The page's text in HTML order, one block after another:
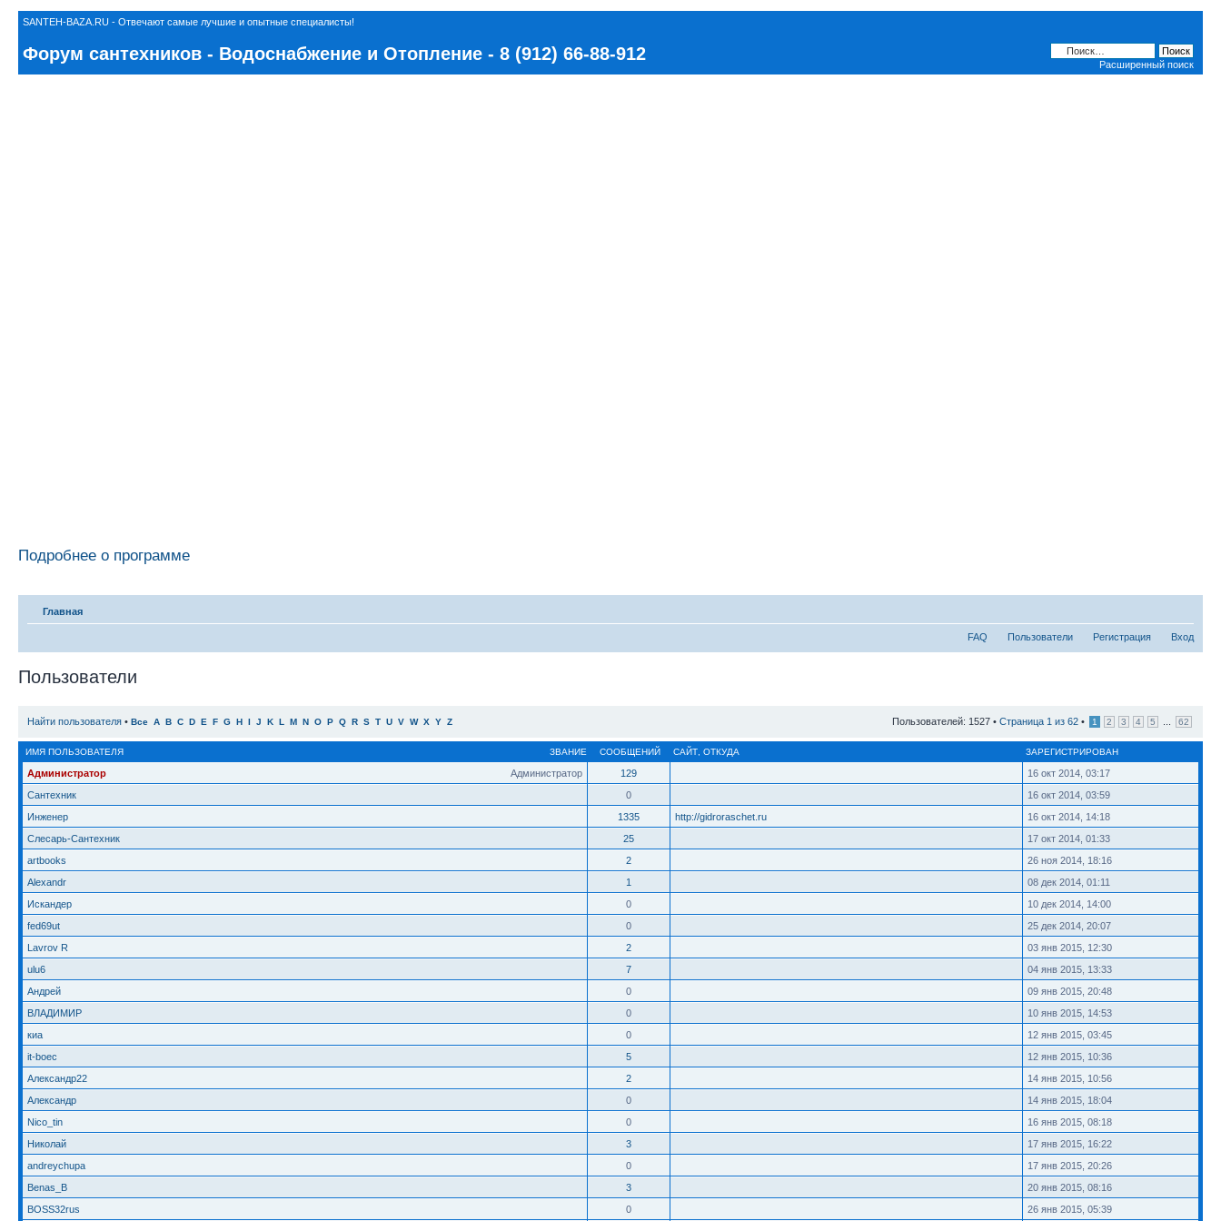
SANTEH-BAZA.RU - Отвечают самые лучшие и опытные специалисты!
Форум сантехников - Водоснабжение и Отопление - 8 (912) 66-88-912
Расширенный поиск
Подробнее о программе
Главная
FAQ Пользователи Регистрация Вход
Пользователи
Найти пользователя • Все A B C D E F G H I J K L M N O P Q R S T U V W X Y Z Пользователей: 1527 • Страница 1 из 62 • 1 2 3 4 5 62
ЗВАНИЕ
ИМЯ ПОЛЬЗОВАТЕЛЯ СООБЩЕНИЙ САЙТ ОТКУДА ЗАРЕГИСТРИРОВАН
Администратор
Администратор 129
16 окт 2014, 03:17
Сантехник
0
16 окт 2014, 03:59
Инженер
1335 http://gidroraschet.ru
16 окт 2014, 14:18
Слесарь-Сантехник
25
17 окт 2014, 01:33
artbooks
2
26 ноя 2014, 18:16
Alexandr
1
08 дек 2014, 01:11
Искандер
0
10 дек 2014, 14:00
fed69ut
0
25 дек 2014, 20:07
Lavrov R
2
03 янв 2015, 12:30
ulu6
7
04 янв 2015, 13:33
Андрей
0
09 янв 2015, 20:48
ВЛАДИМИР
0
10 янв 2015, 14:53
киа
0
12 янв 2015, 03:45
it-boec
5
12 янв 2015, 10:36
Александр22
2
14 янв 2015, 10:56
Александр
0
14 янв 2015, 18:04
Nico_tin
0
16 янв 2015, 08:18
Николай
3
17 янв 2015, 16:22
andreychupa
0
17 янв 2015, 20:26
Benas_B
3
20 янв 2015, 08:16
BOSS32rus
0 26 янв 2015, 05:39